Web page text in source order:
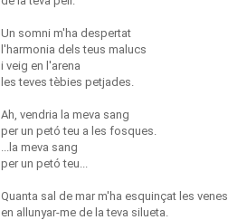
Un somni m'ha despertat
l'harmonia dels teus malucs
i veig en l'arena
les teves tèbies petjades.
Ah, vendria la meva sang
per un petó teu a les fosques.
...la meva sang
per un petó teu...
Quanta sal de mar m'ha esquinçat les venes
en allunyar-me de la teva silueta.